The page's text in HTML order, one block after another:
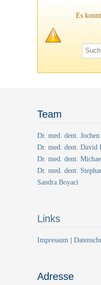
Es
Team
Dr. med. dent.
Dr. med. dent. David
Dr. med. dent.
Dr. med. dent.
Sandra Boyaci
Links
Impressum
Adresse